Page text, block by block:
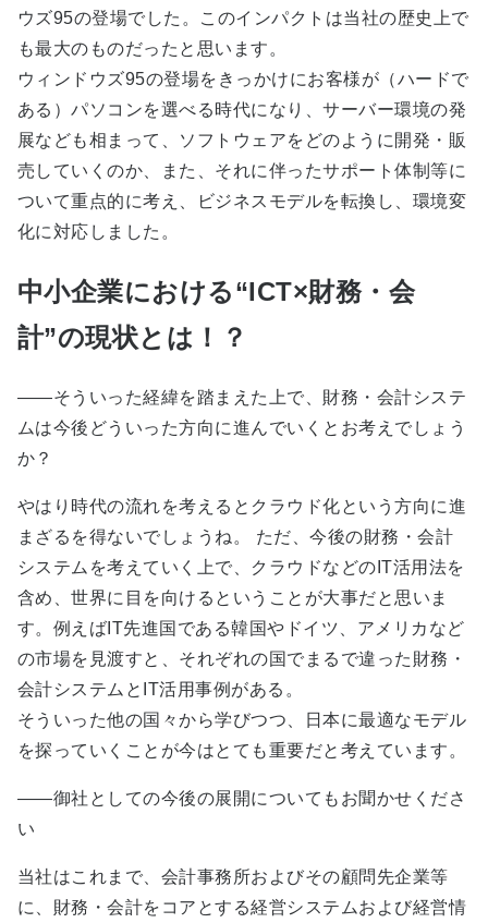
ウズ95の登場でした。このインパクトは当社の歴史上で
も最大のものだったと思います。
ウィンドウズ95の登場をきっかけにお客様が（ハードで
ある）パソコンを選べる時代になり、サーバー環境の発
展なども相まって、ソフトウェアをどのように開発・販
売していくのか、また、それに伴ったサポート体制等に
ついて重点的に考え、ビジネスモデルを転換し、環境変
化に対応しました。
中小企業における“ICT×財務・会
計”の現状とは！？
――そういった経緯を踏まえた上で、財務・会計システ
ムは今後どういった方向に進んでいくとお考えでしょう
か？
やはり時代の流れを考えるとクラウド化という方向に進
まざるを得ないでしょうね。 ただ、今後の財務・会計
システムを考えていく上で、クラウドなどのIT活用法を
含め、世界に目を向けるということが大事だと思いま
す。例えばIT先進国である韓国やドイツ、アメリカなど
の市場を見渡すと、それぞれの国でまるで違った財務・
会計システムとIT活用事例がある。
そういった他の国々から学びつつ、日本に最適なモデル
を探っていくことが今はとても重要だと考えています。
――御社としての今後の展開についてもお聞かせくださ
い
当社はこれまで、会計事務所およびその顧問先企業等
に、財務・会計をコアとする経営システムおよび経営情